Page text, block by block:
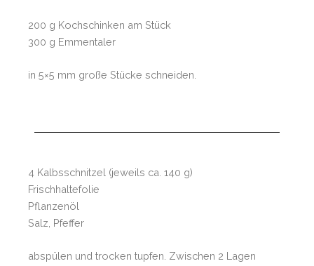
200 g Kochschinken am Stück
300 g Emmentaler
in 5×5 mm große Stücke schneiden.
4 Kalbsschnitzel (jeweils ca. 140 g)
Frischhaltefolie
Pflanzenöl
Salz, Pfeffer
abspülen und trocken tupfen. Zwischen 2 Lagen